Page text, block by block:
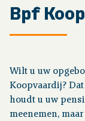
Over ons
Bpf
Wilt u uw
Koopvaardij?
houdt u uw
meenemen,